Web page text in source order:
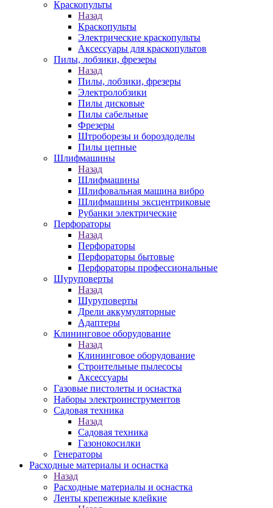
Краскопульты
Назад
Краскопульты
Электрические краскопульты
Аксессуары для краскопультов
Пилы, лобзики, фрезеры
Назад
Пилы, лобзики, фрезеры
Электролобзики
Пилы дисковые
Пилы сабельные
Фрезеры
Штроборезы и бороздоделы
Пилы цепные
Шлифмашины
Назад
Шлифмашины
Шлифовальная машина вибро
Шлифмашины эксцентриковые
Рубанки электрические
Перфораторы
Назад
Перфораторы
Перфораторы бытовые
Перфораторы профессиональные
Шуруповерты
Назад
Шуруповерты
Дрели аккумуляторные
Адаптеры
Клининговое оборудование
Назад
Клининговое оборудование
Строительные пылесосы
Аксессуары
Газовые пистолеты и оснастка
Наборы электроинструментов
Садовая техника
Назад
Садовая техника
Газонокосилки
Генераторы
Расходные материалы и оснастка
Назад
Расходные материалы и оснастка
Ленты крепежные клейкие